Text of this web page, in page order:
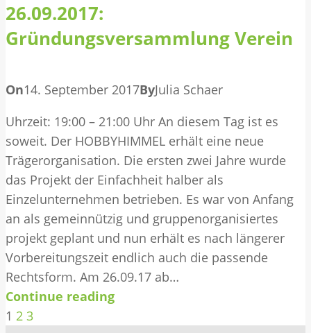
26.09.2017:
Gründungsversammlung Verein
On14. September 2017ByJulia Schaer
Uhrzeit: 19:00 – 21:00 Uhr An diesem Tag ist es
soweit. Der HOBBYHIMMEL erhält eine neue
Trägerorganisation. Die ersten zwei Jahre wurde
das Projekt der Einfachheit halber als
Einzelunternehmen betrieben. Es war von Anfang
an als gemeinnützig und gruppenorganisiertes
projekt geplant und nun erhält es nach längerer
Vorbereitungszeit endlich auch die passende
Rechtsform. Am 26.09.17 ab…
Continue reading
1 2 3